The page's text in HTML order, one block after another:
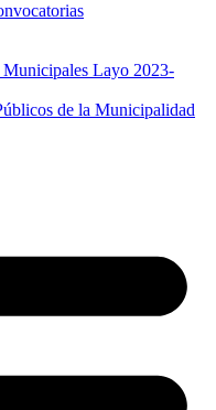
Layo 2023-
de la Municipalidad